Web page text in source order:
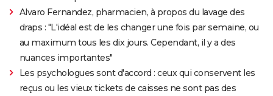
Alvaro Fernandez, pharmacien, à propos du lavage des
draps : "L'idéal est de les changer une fois par semaine, ou
au maximum tous les dix jours. Cependant, il y a des
nuances importantes"
Les psychologues sont d'accord : ceux qui conservent les
reçus ou les vieux tickets de caisses ne sont pas des